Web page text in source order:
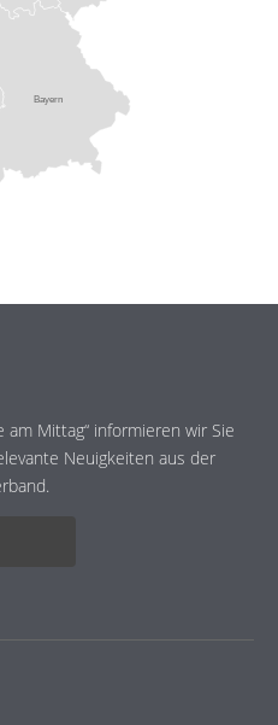
Bayern
Mittag“ informieren wir Sie
Neuigkeiten aus der